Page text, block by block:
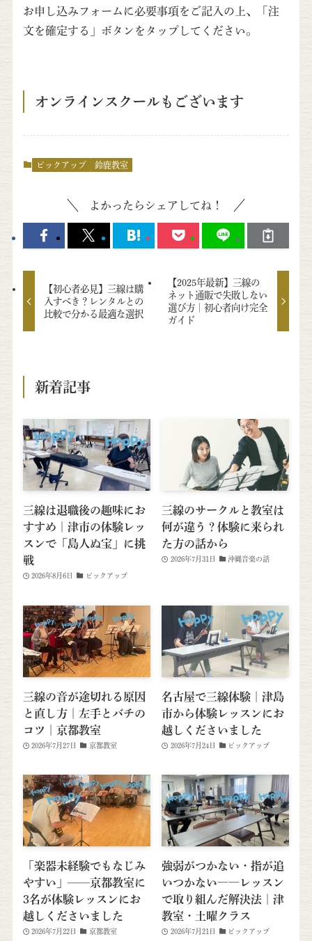
お申し込みフォームに必要事項をご記入の上、「注
文を確定する」ボタンをタップしてください。
オンラインスクールもございます
ピックアップ 鈴鹿教室
よかったらシェアしてね！
【初心者必見】三線は購
入すべき？レンタルとの
比較で分かる最適な選択
【2025年最新】三線の
ネット通販で失敗しない
選び方｜初心者向け完全
ガイド
新着記事
三線は退職後の趣味にお
すすめ｜津市の体験レッ
スンで「島人ぬ宝」に挑
戦
2026年8月6日 ピックアップ
三線のサークルと教室は
何が違う？体験に来られ
た方の話から
2026年7月31日 沖縄音楽の話
三線の音が途切れる原因
と直し方｜左手とバチの
コツ｜京都教室
2026年7月27日 京都教室
名古屋で三線体験｜津島
市から体験レッスンにお
越しくださいました
2026年7月24日 ピックアップ
「楽器未経験でもなじみ
やすい」──京都教室に
3名が体験レッスンにお
越しくださいました
2026年7月22日 京都教室
強弱がつかない・指が追
いつかない――レッスン
で取り組んだ解決法｜津
教室・土曜クラス
2026年7月21日 ピックアップ